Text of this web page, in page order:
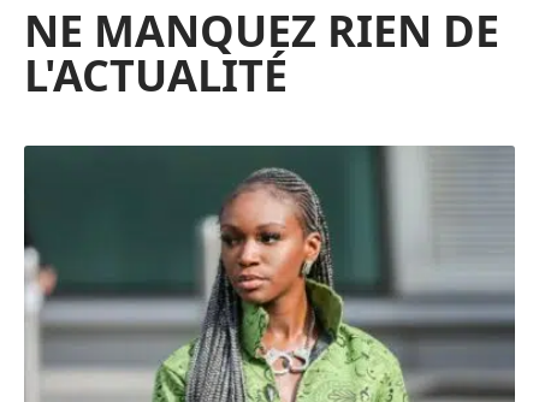
NE MANQUEZ RIEN DE
L'ACTUALITÉ